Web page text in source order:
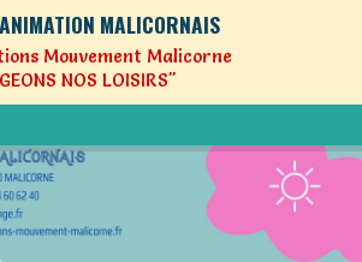
MALICORNAIS
Mouvement Malicorne
NOS LOISIRS"